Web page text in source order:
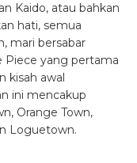
Kaido, atau bahkan
hati, semua
mari bersabar
Piece yang pertama
kisah awal
ini mencakup
Orange Town,
Loguetown.